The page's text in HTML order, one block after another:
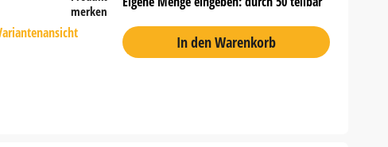
merken
In den Warenkorb